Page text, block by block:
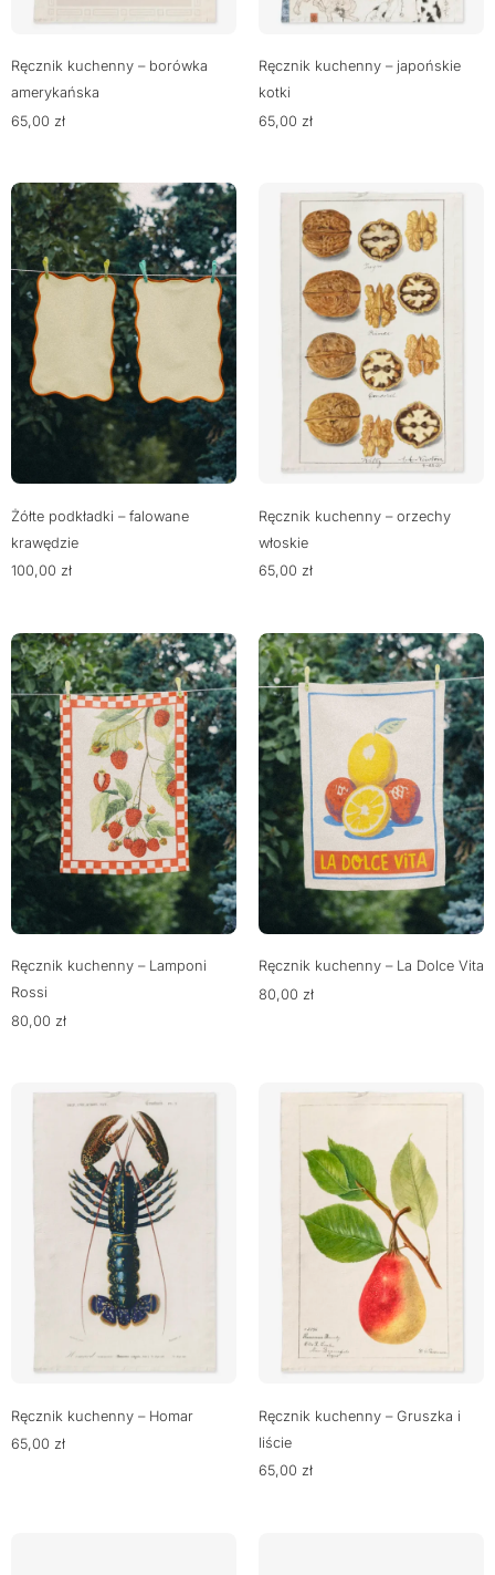
Ręcznik kuchenny – borówka
amerykańska
65,00 zł
Ręcznik kuchenny – japońskie
kotki
65,00 zł
Żółte podkładki – falowane
krawędzie
100,00 zł
Ręcznik kuchenny – orzechy
włoskie
65,00 zł
Ręcznik kuchenny – Lamponi
Rossi
80,00 zł
Ręcznik kuchenny – La Dolce Vita
80,00 zł
Ręcznik kuchenny – Homar
65,00 zł
Ręcznik kuchenny – Gruszka i
liście
65,00 zł